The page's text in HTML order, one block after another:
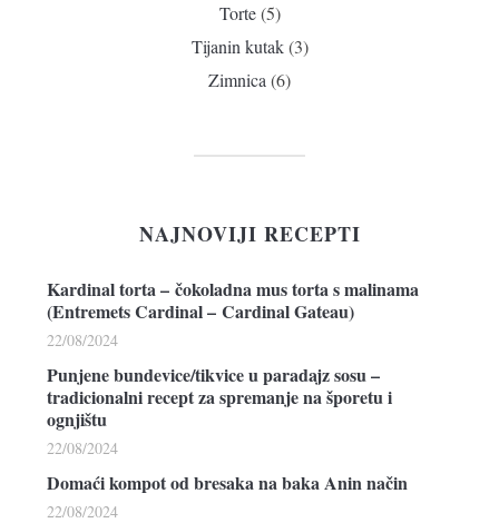
Torte(5)
Tijanin kutak(3)
Zimnica (6)
NAJNOVIJI RECEPTI
Kardinal torta – čokoladna mus torta s malinama
(Entremets Cardinal – Cardinal Gateau)
22/08/2024
Punjene bundevice/tikvice u paradajz sosu –
tradicionalni recept za spremanje na šporetu i
ognjištu
22/08/2024
Domaći kompot od bresaka na baka Anin način
22/08/2024